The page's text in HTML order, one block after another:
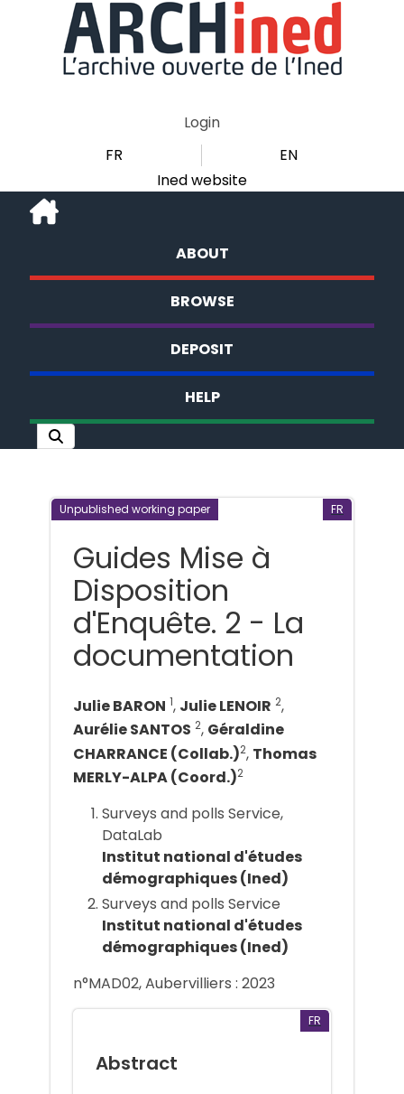
Login
FR
EN
Ined website
ABOUT
BROWSE
DEPOSIT
HELP
Unpublished working paper FR
Guides Mise à
Disposition
d'Enquête. 2 - La
documentation
Julie BARON 1, Julie LENOIR 2,
Aurélie SANTOS 2, Géraldine
CHARRANCE (Collab.)2, Thomas
MERLY-ALPA (Coord.)2
Surveys and polls Service,
DataLab
Institut national d'études
démographiques (Ined)
Surveys and polls Service
Institut national d'études
démographiques (Ined)
n°MAD02, Aubervilliers : 2023
FR
Abstract